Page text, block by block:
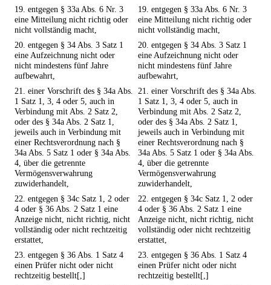
19. entgegen § 33a Abs. 6 Nr. 3
eine Mitteilung nicht richtig oder
nicht vollständig macht,
19. entgegen § 33a Abs. 6 Nr. 3
eine Mitteilung nicht richtig oder
nicht vollständig macht,
20. entgegen § 34 Abs. 3 Satz 1
eine Aufzeichnung nicht oder
nicht mindestens fünf Jahre
aufbewahrt,
20. entgegen § 34 Abs. 3 Satz 1
eine Aufzeichnung nicht oder
nicht mindestens fünf Jahre
aufbewahrt,
21. einer Vorschrift des § 34a Abs.
1 Satz 1, 3, 4 oder 5, auch in
Verbindung mit Abs. 2 Satz 2,
oder des § 34a Abs. 2 Satz 1,
jeweils auch in Verbindung mit
einer Rechtsverordnung nach §
34a Abs. 5 Satz 1 oder § 34a Abs.
4, über die getrennte
Vermögensverwahrung
zuwiderhandelt,
21. einer Vorschrift des § 34a Abs.
1 Satz 1, 3, 4 oder 5, auch in
Verbindung mit Abs. 2 Satz 2,
oder des § 34a Abs. 2 Satz 1,
jeweils auch in Verbindung mit
einer Rechtsverordnung nach §
34a Abs. 5 Satz 1 oder § 34a Abs.
4, über die getrennte
Vermögensverwahrung
zuwiderhandelt,
22. entgegen § 34c Satz 1, 2 oder
4 oder § 36 Abs. 2 Satz 1 eine
Anzeige nicht, nicht richtig, nicht
vollständig oder nicht rechtzeitig
erstattet,
22. entgegen § 34c Satz 1, 2 oder
4 oder § 36 Abs. 2 Satz 1 eine
Anzeige nicht, nicht richtig, nicht
vollständig oder nicht rechtzeitig
erstattet,
23. entgegen § 36 Abs. 1 Satz 4
einen Prüfer nicht oder nicht
rechtzeitig bestellt[,]
23. entgegen § 36 Abs. 1 Satz 4
einen Prüfer nicht oder nicht
rechtzeitig bestellt[,]